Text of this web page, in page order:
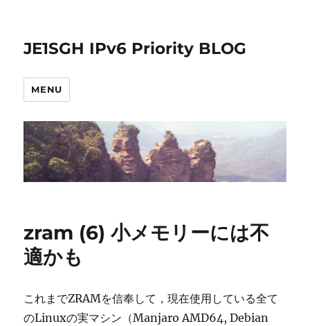
JE1SGH IPv6 Priority BLOG
MENU
zram (6) 小メモリーには不
適かも
これまでZRAMを信奉して，現在使用している全て
のLinuxの実マシン（Manjaro AMD64, Debian